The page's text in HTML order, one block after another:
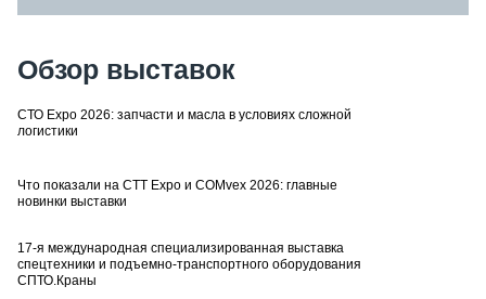
Обзор выставок
СТО Expo 2026: запчасти и масла в условиях сложной
логистики
Что показали на CTT Expo и COMvex 2026: главные
новинки выставки
17-я международная специализированная выставка
спецтехники и подъемно-транспортного оборудования
СПТО.Краны